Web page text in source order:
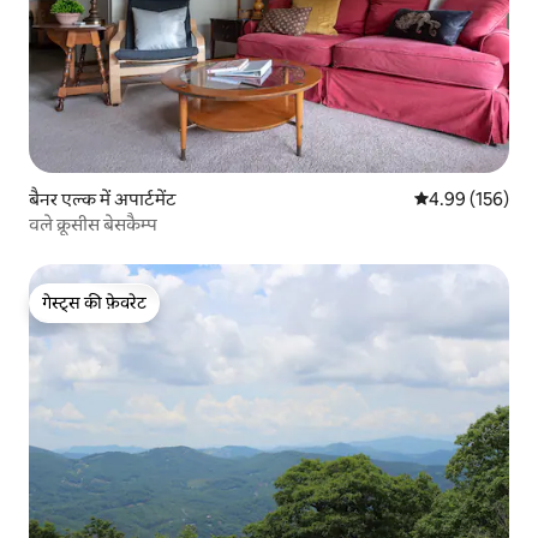
बैनर एल्क में अपार्टमेंट औसत रेटिंग 5 में से
4.99 (156)
वले क्रूसीस बेसकैम्प
गेस्ट्स की फ़ेवरेट
गेस्ट्स की फ़ेवरेट